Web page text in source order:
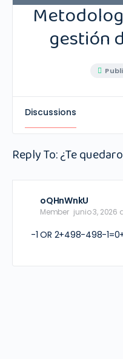
gestión
Discussions
Reply To: ¿Te
oQHnWnkU
Member junio 3, 2026
-1 OR 2+498-498-